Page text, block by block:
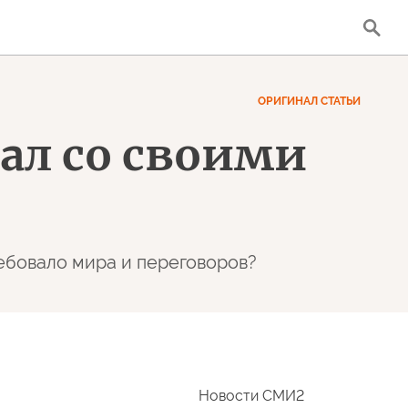
ОРИГИНАЛ СТАТЬИ
со своими
мира и переговоров?
Новости СМИ2